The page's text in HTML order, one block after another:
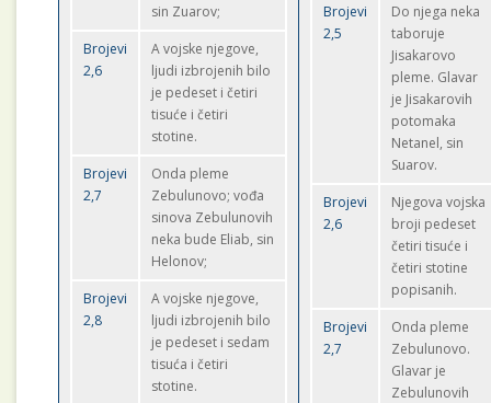
sin Zuarov;
Brojevi
2,6
A vojske njegove,
ljudi izbrojenih bilo
je pedeset i četiri
tisuće i četiri
stotine.
Brojevi
2,7
Onda pleme
Zebulunovo; vođa
sinova Zebulunovih
neka bude Eliab, sin
Helonov;
Brojevi
2,8
A vojske njegove,
ljudi izbrojenih bilo
je pedeset i sedam
tisuća i četiri
stotine.
Brojevi
2,5
Do njega neka
taboruje
Jisakarovo
pleme. Glavar
je Jisakarovih
potomaka
Netanel, sin
Suarov.
Brojevi
2,6
Njegova vojska
broji pedeset
četiri tisuće i
četiri stotine
popisanih.
Brojevi
2,7
Onda pleme
Zebulunovo.
Glavar je
Zebulunovih